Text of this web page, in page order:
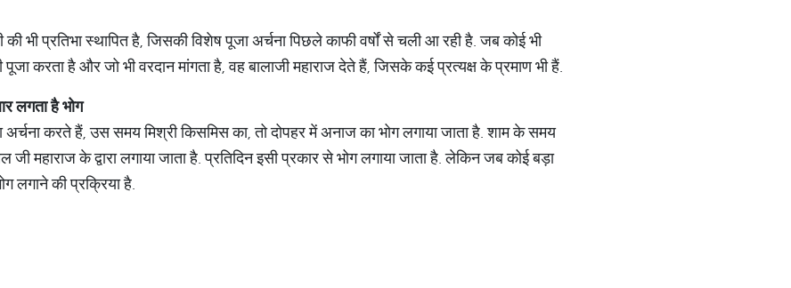
भी प्रतिभा स्थापित है, जिसकी विशेष पूजा अर्चना पिछले काफी वर्षों से चली आ रही है. जब कोई भी
करता है और जो भी वरदान मांगता है, वह बालाजी महाराज देते हैं, जिसके कई प्रत्यक्ष के प्रमाण भी हैं.
लगताहैभोग
करते हैं, उस समय मिश्री किसमिस का, तो दोपहर में अनाज का भोग लगाया जाता है. शाम के समय
महाराज के द्वारा लगाया जाता है. प्रतिदिन इसी प्रकार से भोग लगाया जाता है. लेकिन जब कोई बड़ा
लगाने की प्रक्रिया है.